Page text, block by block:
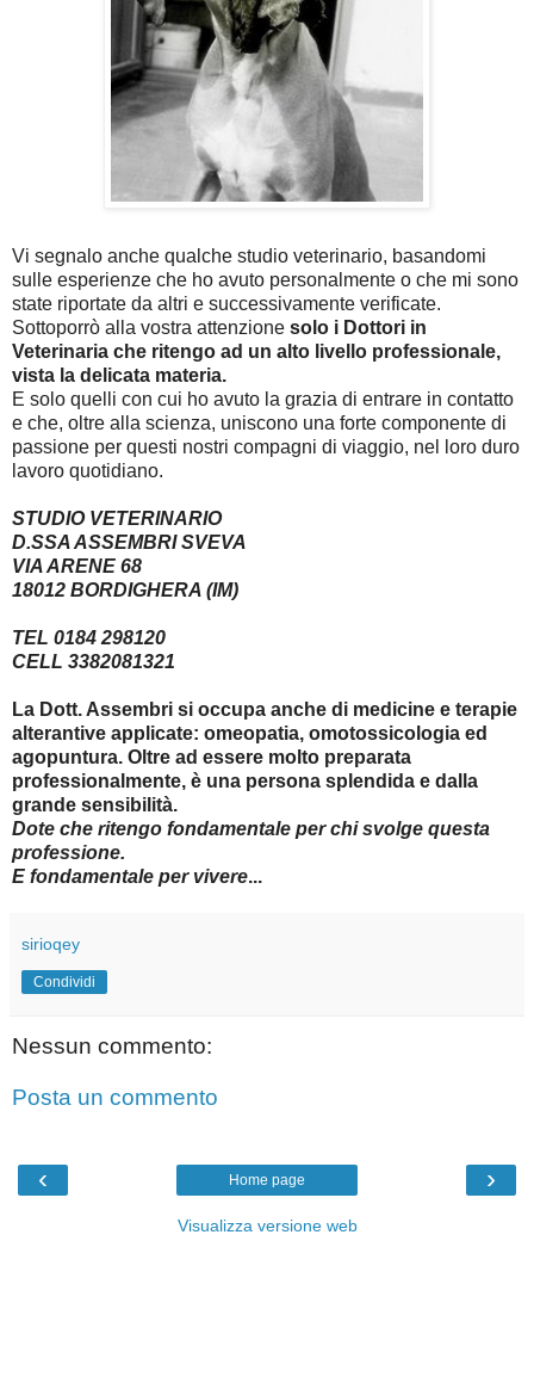
Vi segnalo anche qualche studio veterinario, basandomi
sulle esperienze che ho avuto personalmente o che mi sono
state riportate da altri e successivamente verificate.
Sottoporrò alla vostra attenzione solo i Dottori in
Veterinaria che ritengo ad un alto livello professionale,
vista la delicata materia.
E solo quelli con cui ho avuto la grazia di entrare in contatto
e che, oltre alla scienza, uniscono una forte componente di
passione per questi nostri compagni di viaggio, nel loro duro
lavoro quotidiano.
STUDIO VETERINARIO
D.SSA ASSEMBRI SVEVA
VIA ARENE 68
18012 BORDIGHERA (IM)
TEL 0184 298120
CELL 3382081321
La Dott. Assembri si occupa anche di medicine e terapie
alterantive applicate: omeopatia, omotossicologia ed
agopuntura. Oltre ad essere molto preparata
professionalmente, è una persona splendida e dalla
grande sensibilità.
Dote che ritengo fondamentale per chi svolge questa
professione.
E fondamentale per vivere...
sirioqey
Condividi
Nessun commento:
Posta un commento
‹ ›
Home page
Visualizza versione web